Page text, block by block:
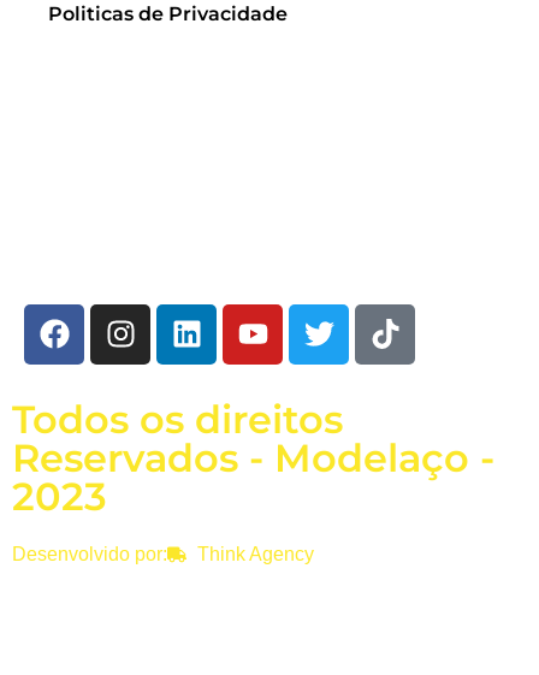
Politicas de Privacidade
Todos os direitos
Reservados - Modelaço -
2023
Desenvolvido por: Think Agency